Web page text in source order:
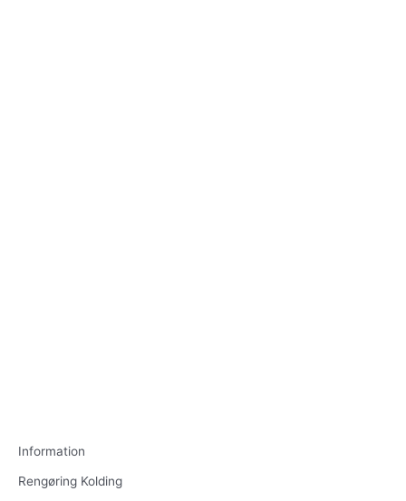
Information
Rengøring Kolding